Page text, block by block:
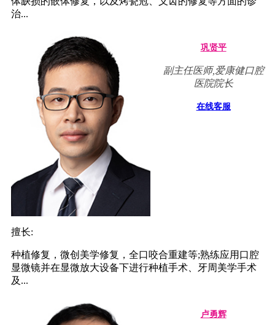
治...
巩贤平
副主任医师,爱康健口腔
医院院长
在线客服
擅长:
种植修复，微创美学修复，全口咬合重建等;熟练应用口腔
显微镜并在显微放大设备下进行种植手术、牙周美学手术
及...
卢勇辉